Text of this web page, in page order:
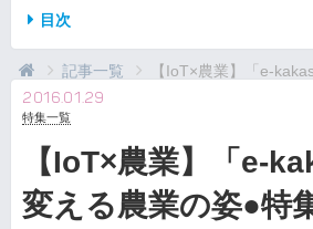
目次
記事一覧 【IoT×農業】「e-
2016.01.29
特集一覧
【IoT×農業】「e-
変える農業の姿●特